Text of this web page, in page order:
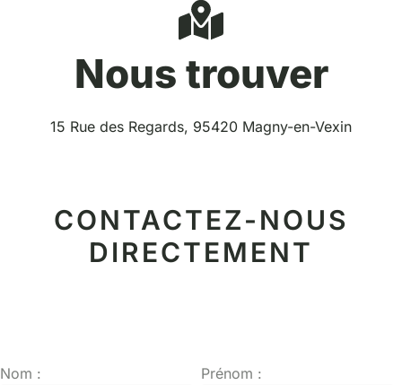
Nous trouver
15 Rue des Regards, 95420 Magny-en-Vexin
CONTACTEZ-NOUS
DIRECTEMENT
Nom : Prénom :